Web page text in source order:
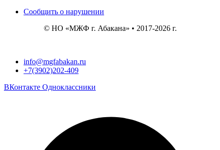
Сообщить о нарушении
© НО «МЖФ г. Абакана» • 2017-2026 г.
info@mgfabakan.ru
+7(3902)202-409
ВКонтакте Одноклассники